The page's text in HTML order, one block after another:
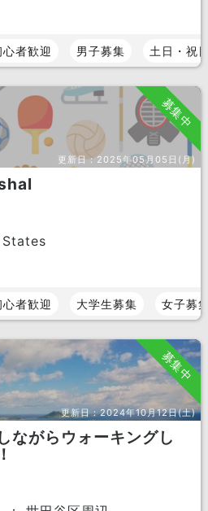
心者歓迎 男子募集 土日・祝
募集中
更新日：2025年05月05日(月)
心者歓迎 大学生募集 女子募
募集中
更新日：2024年10月12日(土)
ながらウォーキングし